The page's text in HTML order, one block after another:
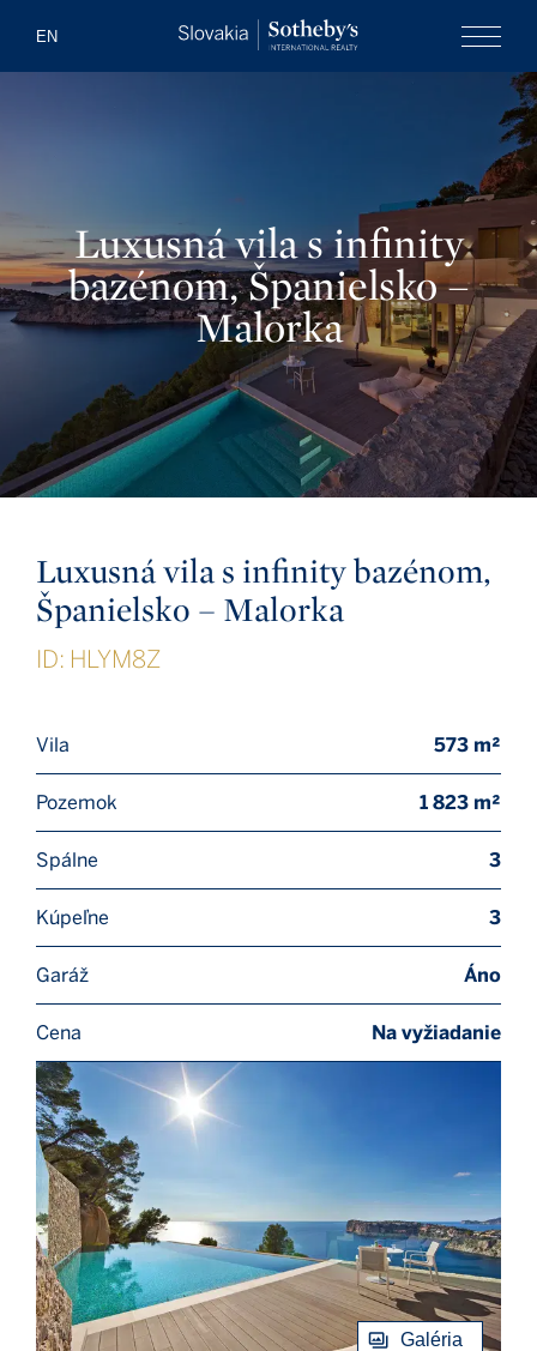
Slovakia
EN
Luxusná vila s infinity
bazénom, Španielsko –
Malorka
Galéria
Luxusná vila s infinity bazénom,
Španielsko – Malorka
ID: HLYM8Z
Vila 573 m²
Pozemok 1 823 m²
Spálne 3
Kúpeľne 3
Garáž Áno
Cena Na vyžiadanie